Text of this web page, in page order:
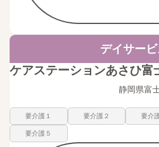
デイサービ
ケアステーションあさひ富
静岡県富
要介護１ 要介護２ 要介
要介護５